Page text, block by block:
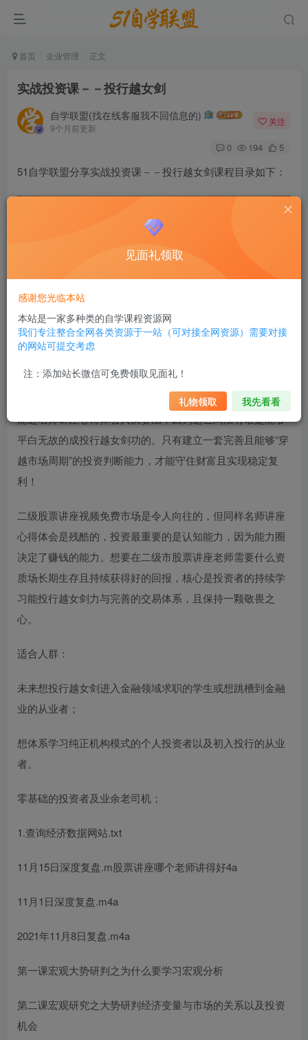
首页 企业管理 正文
实战投资课－－投行越女剑
自学联盟(找在线客服我不回信息的)
9个月前更新
关注
0 194 5
51自学联盟分享实战投资课－－投行越女剑课程目录如下：
学会自上而下分析大势和行业机会，学会价值选股、趋势择
时，实现稳健复利，并且能够借势风口、利用人性，
资是自己的事，最终只能靠自己才
能进名师讲座心得体会入决赛圈，因为这世间没有谁是能够
平白无故的成投行越女剑功的。只有建立一套完善且能够“穿
越市场周期”的投资判断能力，才能守住财富且实现稳定复
利！
二级股票讲座视频免费市场是令人向往的，但同样名师讲座
心得体会是残酷的，投资最重要的是认知能力，因为能力圈
决定了赚钱的能力。想要在二级市股票讲座老师需要什么资
质场长期生存且持续获得好的回报，核心是投资者的持续学
习能投行越女剑力与完善的交易体系，且保持一颗敬畏之
心。
适合人群：
未来想投行越女剑进入金融领域求职的学生或想跳槽到金融
业的从业者；
想体系学习纯正机构模式的个人投资者以及初入投行的从业
者。
零基础的投资者及业余老司机；
1.查询经济数据网站.txt
11月15日深度复盘.m股票讲座哪个老师讲得好4a
11月1日深度复盘.m4a
2021年11月8日复盘.m4a
第一课宏观大势研判之为什么要学习宏观分析
第二课宏观研究之大势研判经济变量与市场的关系以及投资
机会
见面礼领取
感谢您光临本站
本站是一家多种类的自学课程资源网
我们专注整合全网各类资源于一站（可对接全网资源）需要对接
的网站可提交考虑
注：添加站长微信可免费领取见面礼！
礼物领取 我先看看